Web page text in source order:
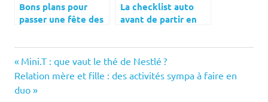
Bons plans pour
passer une fête des
La checklist auto
avant de partir en
Navigation
de
Previous
Post:
Mini.T : que vaut le thé de Nestlé ?
Next
Post:
Relation mère et fille : des activités sympa à faire en
duo